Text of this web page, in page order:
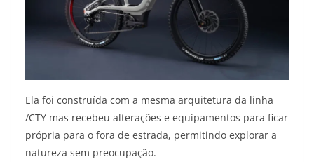
Ela foi construída com a mesma arquitetura da linha
/CTY mas recebeu alterações e equipamentos para ficar
própria para o fora de estrada, permitindo explorar a
natureza sem preocupação.